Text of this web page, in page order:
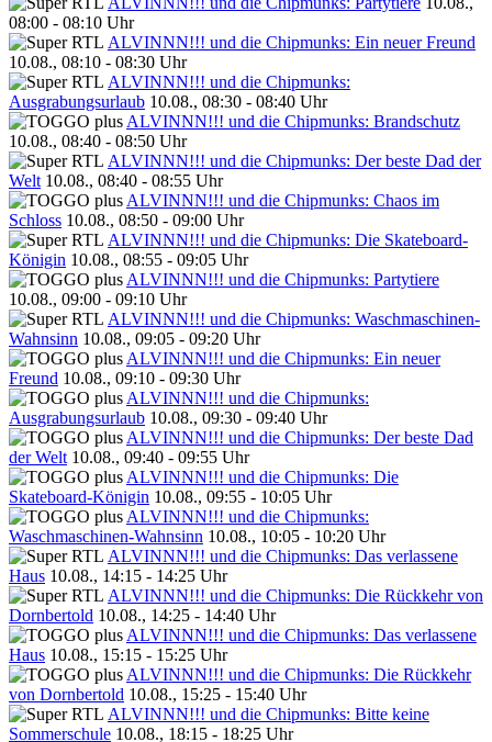
08:00 - 08:10 Uhr
ALVINNN!!! und die Chipmunks: Ein neuer Freund
10.08., 08:10 - 08:30 Uhr
ALVINNN!!! und die Chipmunks:
Ausgrabungsurlaub 10.08., 08:30 - 08:40 Uhr
ALVINNN!!! und die Chipmunks: Brandschutz
10.08., 08:40 - 08:50 Uhr
ALVINNN!!! und die Chipmunks: Der beste Dad der
Welt 10.08., 08:40 - 08:55 Uhr
ALVINNN!!! und die Chipmunks: Chaos im
Schloss 10.08., 08:50 - 09:00 Uhr
ALVINNN!!! und die Chipmunks: Die Skateboard-
Königin 10.08., 08:55 - 09:05 Uhr
ALVINNN!!! und die Chipmunks: Partytiere
10.08., 09:00 - 09:10 Uhr
ALVINNN!!! und die Chipmunks: Waschmaschinen-
Wahnsinn 10.08., 09:05 - 09:20 Uhr
ALVINNN!!! und die Chipmunks: Ein neuer
Freund 10.08., 09:10 - 09:30 Uhr
ALVINNN!!! und die Chipmunks:
Ausgrabungsurlaub 10.08., 09:30 - 09:40 Uhr
ALVINNN!!! und die Chipmunks: Der beste Dad
der Welt 10.08., 09:40 - 09:55 Uhr
ALVINNN!!! und die Chipmunks: Die
Skateboard-Königin 10.08., 09:55 - 10:05 Uhr
ALVINNN!!! und die Chipmunks:
Waschmaschinen-Wahnsinn 10.08., 10:05 - 10:20 Uhr
ALVINNN!!! und die Chipmunks: Das verlassene
Haus 10.08., 14:15 - 14:25 Uhr
ALVINNN!!! und die Chipmunks: Die Rückkehr von
Dornbertold 10.08., 14:25 - 14:40 Uhr
ALVINNN!!! und die Chipmunks: Das verlassene
Haus 10.08., 15:15 - 15:25 Uhr
ALVINNN!!! und die Chipmunks: Die Rückkehr
von Dornbertold 10.08., 15:25 - 15:40 Uhr
ALVINNN!!! und die Chipmunks: Bitte keine
Sommerschule 10.08., 18:15 - 18:25 Uhr